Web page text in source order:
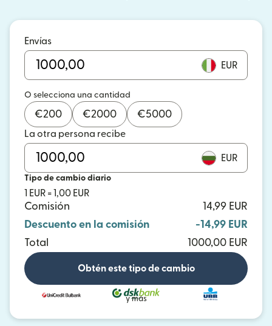
Envías
EUR
O selecciona una cantidad
€200 €2000 €5000
La otra persona recibe
EUR
Tipo de cambio diario
1 EUR = 1,00 EUR
Comisión
14,99 EUR
Descuento en la comisión
-14,99 EUR
Total
1000,00 EUR
Obtén este tipo de cambio
y más